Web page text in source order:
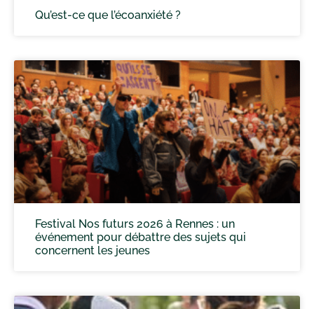
Qu’est-ce que l’écoanxiété ?
Festival Nos futurs 2026 à Rennes : un
événement pour débattre des sujets qui
concernent les jeunes